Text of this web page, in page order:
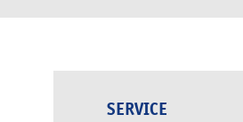
SERVICE